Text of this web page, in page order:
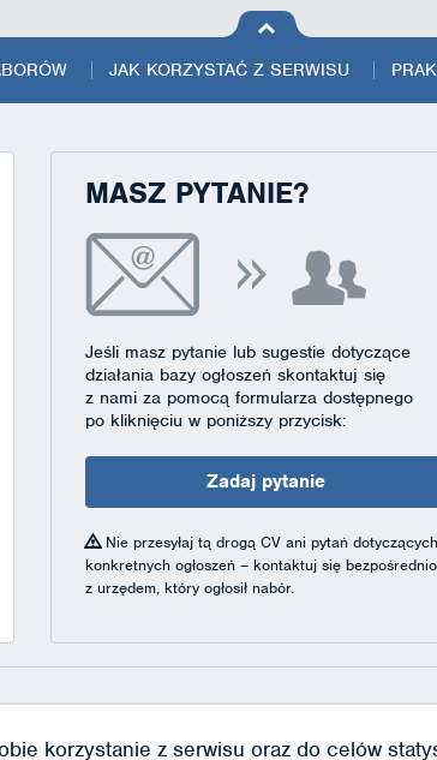
na górę
strony
JAK KORZYSTAĆ Z SERWISU
MASZ PYTANIE?
Jeśli masz pytanie lub sugestie dotyczące
działania bazy ogłoszeń skontaktuj się
z nami za pomocą formularza dostępnego
po kliknięciu w poniższy przycisk:
Zadaj pytanie
Nie przesyłaj tą drogą CV ani pytań dotyczących
konkretnych ogłoszeń – kontaktuj się bezpośrednio
z urzędem, który ogłosił nabór.
korzystanie z serwisu oraz do celów